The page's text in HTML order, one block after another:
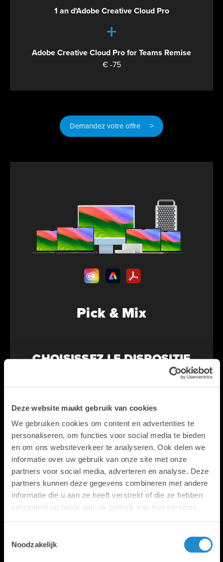
Deze website maakt gebruik van cookies
We gebruiken cookies om content en advertenties te
personaliseren, om functies voor social media te bieden
en om ons websiteverkeer te analyseren. Ook delen we
informatie over uw gebruik van onze site met onze
partners voor social media, adverteren en analyse. Deze
partners kunnen deze gegevens combineren met andere
informatie die u aan ze heeft verstrekt of die ze hebben
verzameld op basis van uw gebruik van hun services.
Noodzakelijk
1 an d'Adobe Creative Cloud Pro
+
Adobe Creative Cloud Pro for Teams Remise
€ -75
Demandez votre offre >
Pick & Mix
CHOISISSEZ LE DISPOSITIF
QUE VOUS SOUHAITEZ
COMBINER AVEC LA LICENCE.
Prix sur demande
OPTIES